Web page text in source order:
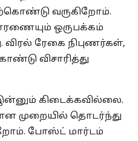
வருகிறோம்.
ஒருபக்கம்
ரேகை நிபுணர்கள்,
விசாரித்து
கிடைக்கவில்லை.
முறையில் தொடர்ந்து
போஸ்ட் மார்டம்